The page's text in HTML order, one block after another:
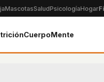
MascotasSaludPsicologíaHogar
CuerpoMente